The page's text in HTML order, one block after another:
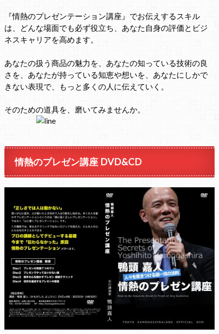
『情熱のプレゼンテーション講座』でお伝えするスキル
は、どんな場面でも必ず役立ち、 あなた自身の評価とビジ
ネスキャリアを高めます。
あなたの扱う商品の魅力を、 あなたの知っている技術の良
さを、 あなたが持っている知恵や想いを、 あなたにしかで
きない表現で、もっと多くの人に伝えていく。
そのための道具を、磨いてみませんか。
情熱のプレゼン講座 DVD&CD